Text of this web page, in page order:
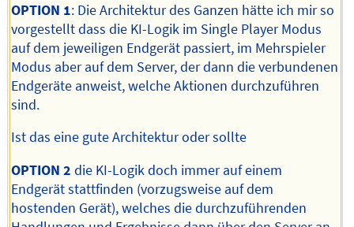
OPTION 1: Die Architektur des Ganzen hätte ich mir so
vorgestellt dass die KI-Logik im Single Player Modus
auf dem jeweiligen Endgerät passiert, im Mehrspieler
Modus aber auf dem Server, der dann die verbundenen
Endgeräte anweist, welche Aktionen durchzuführen
sind.
Ist das eine gute Architektur oder sollte
OPTION 2 die KI-Logik doch immer auf einem
Endgerät stattfinden (vorzugsweise auf dem
hostenden Gerät), welches die durchzuführenden